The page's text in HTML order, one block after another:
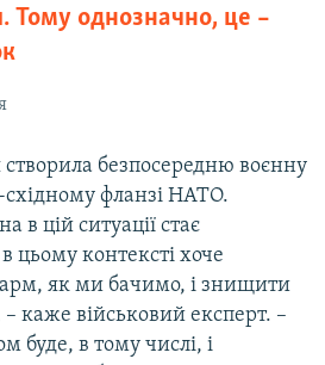
Тому однозначно, це –
безпосередню воєнну
східному фланзі НАТО.
в цій ситуації стає
цьому контексті хоче
як ми бачимо, і знищити
каже військовий експерт. –
буде, в тому числі, і